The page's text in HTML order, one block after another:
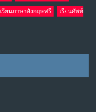
เรียนภาษาอังกฤษฟรี เรียนศัพท์